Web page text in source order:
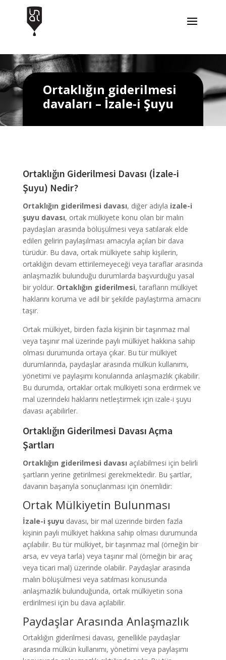
Ortaklığın giderilmesi
davaları – İzale-i Şuyu
Ortaklığın Giderilmesi Davası (İzale-i
Şuyu) Nedir?
Ortaklığın giderilmesi davası, diğer adıyla izale-i
şuyu davası, ortak mülkiyete konu olan bir malın
paydaşları arasında bölüşülmesi veya satılarak elde
edilen gelirin paylaşılması amacıyla açılan bir dava
türüdür. Bu dava, ortak mülkiyete sahip kişilerin,
ortaklığın devam ettirilemeyeceği veya taraflar arasında
anlaşmazlık bulunduğu durumlarda başvurduğu yasal
bir yoldur. Ortaklığın giderilmesi, tarafların mülkiyet
haklarını koruma ve adil bir şekilde paylaştırma amacını
taşır.
Ortak mülkiyet, birden fazla kişinin bir taşınmaz mal
veya taşınır mal üzerinde paylı mülkiyet hakkına sahip
olması durumunda ortaya çıkar. Bu tür mülkiyet
durumlarında, paydaşlar arasında mülkün kullanımı,
yönetimi ve paylaşımı konularında anlaşmazlık çıkabilir.
Bu durumda, ortaklar ortak mülkiyeti sona erdirmek ve
mal üzerindeki haklarını netleştirmek için izale-i şuyu
davası açabilirler.
Ortaklığın Giderilmesi Davası Açma
Şartları
Ortaklığın giderilmesi davası açılabilmesi için belirli
şartların yerine getirilmesi gerekmektedir. Bu şartlar,
davanın başarıyla sonuçlanması için önemlidir:
Ortak Mülkiyetin Bulunması
İzale-i şuyu davası, bir mal üzerinde birden fazla
kişinin paylı mülkiyet hakkına sahip olması durumunda
açılabilir. Bu tür mülkiyet, bir taşınmaz mal (örneğin bir
arsa, ev veya tarla) veya taşınır mal (örneğin bir araç
veya ticari mal) üzerinde olabilir. Paydaşlar arasında
malın bölüşülmesi veya satılması konusunda
anlaşmazlık bulunduğunda, ortak mülkiyetin sona
erdirilmesi için bu dava açılabilir.
Paydaşlar Arasında Anlaşmazlık
Ortaklığın giderilmesi davası, genellikle paydaşlar
arasında mülkün kullanımı, yönetimi veya paylaşımı